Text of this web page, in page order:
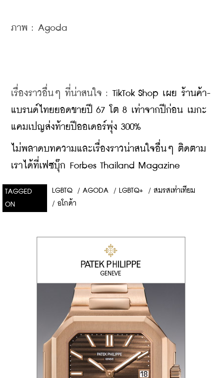
ภาพ : Agoda
เรื่องราวอื่นๆ ที่น่าสนใจ : TikTok Shop เผย ร้านค้า-
แบรนด์ไทยยอดขายปี 67 โต 8 เท่าจากปีก่อน เมกะ
แคมเปญส่งท้ายปีออเดอร์พุ่ง 300%
ไม่พลาดบทความและเรื่องราวน่าสนใจอื่นๆ ติดตาม
เราได้ที่เฟซบุ๊ก Forbes Thailand Magazine
TAGGED
ON
LGBTQ / AGODA / LGBTQ+ / สมรสเท่าเทียม
/ อโกด้า